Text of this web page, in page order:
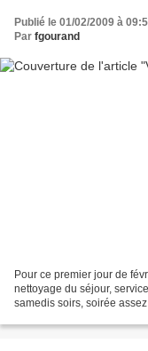
Publié le 01/02/2009 à
Par fgourand
Pour ce premier jour de
nettoyage du séjour,
samedis soirs, soirée